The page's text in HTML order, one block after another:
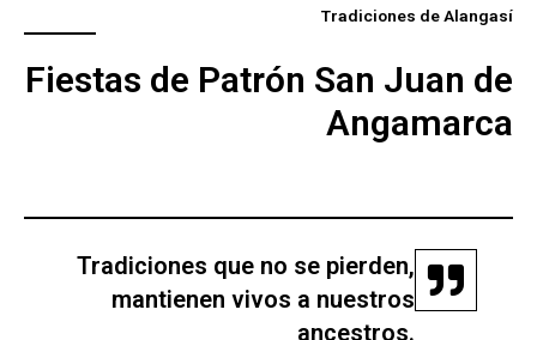
Tradiciones de Alangasí
Fiestas de Patrón San Juan de
Angamarca
Tradiciones que no se pierden,
mantienen vivos a nuestros
ancestros.